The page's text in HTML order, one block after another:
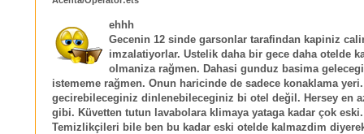
ehhh
Gecenin 12 sinde garsonlar tarafindan kapiniz
imzalatiyorlar. Ustelik daha bir gece daha otelde
olmaniza rağmen. Dahasi gunduz basima
istememe rağmen. Onun haricinde de sadece konaklama
gecirebileceginiz dinlenebileceginiz bi otel değil. Hersey en
gibi. Küvetten tutun lavabolara klimaya yataga kadar çok eski.
Temizlikçileri bile ben bu kadar eski otelde kalmazdim